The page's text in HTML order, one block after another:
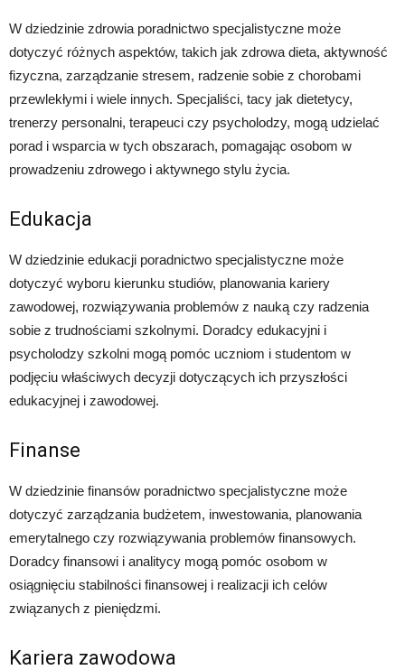
W dziedzinie zdrowia poradnictwo specjalistyczne może
dotyczyć różnych aspektów, takich jak zdrowa dieta, aktywność
fizyczna, zarządzanie stresem, radzenie sobie z chorobami
przewlekłymi i wiele innych. Specjaliści, tacy jak dietetycy,
trenerzy personalni, terapeuci czy psycholodzy, mogą udzielać
porad i wsparcia w tych obszarach, pomagając osobom w
prowadzeniu zdrowego i aktywnego stylu życia.
Edukacja
W dziedzinie edukacji poradnictwo specjalistyczne może
dotyczyć wyboru kierunku studiów, planowania kariery
zawodowej, rozwiązywania problemów z nauką czy radzenia
sobie z trudnościami szkolnymi. Doradcy edukacyjni i
psycholodzy szkolni mogą pomóc uczniom i studentom w
podjęciu właściwych decyzji dotyczących ich przyszłości
edukacyjnej i zawodowej.
Finanse
W dziedzinie finansów poradnictwo specjalistyczne może
dotyczyć zarządzania budżetem, inwestowania, planowania
emerytalnego czy rozwiązywania problemów finansowych.
Doradcy finansowi i analitycy mogą pomóc osobom w
osiągnięciu stabilności finansowej i realizacji ich celów
związanych z pieniędzmi.
Kariera zawodowa